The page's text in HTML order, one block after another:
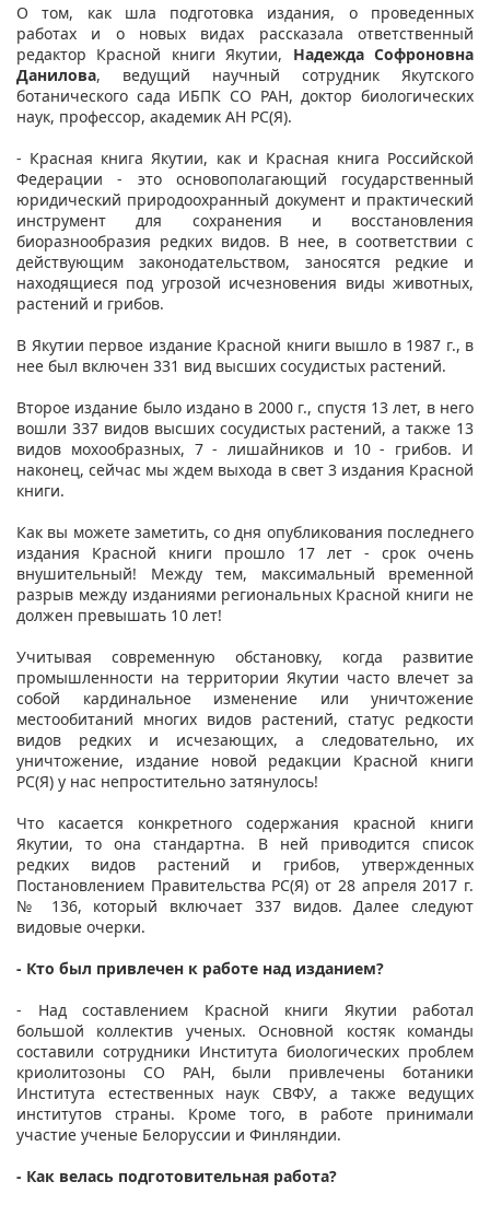
О том, как шла подготовка издания, о проведенных
работах и о новых видах рассказала ответственный
редактор Красной книги Якутии, Надежда Софроновна
Данилова, ведущий научный сотрудник Якутского
ботанического сада ИБПК СО РАН, доктор биологических
наук, профессор, академик АН РС(Я).
- Красная книга Якутии, как и Красная книга Российской
Федерации - это основополагающий государственный
юридический природоохранный документ и практический
инструмент для сохранения и восстановления
биоразнообразия редких видов. В нее, в соответствии с
действующим законодательством, заносятся редкие и
находящиеся под угрозой исчезновения виды животных,
растений и грибов.
В Якутии первое издание Красной книги вышло в 1987 г., в
нее был включен 331 вид высших сосудистых растений.
Второе издание было издано в 2000 г., спустя 13 лет, в него
вошли 337 видов высших сосудистых растений, а также 13
видов мохообразных, 7 - лишайников и 10 - грибов. И
наконец, сейчас мы ждем выхода в свет 3 издания Красной
книги.
Как вы можете заметить, со дня опубликования последнего
издания Красной книги прошло 17 лет - срок очень
внушительный! Между тем, максимальный временной
разрыв между изданиями региональных Красной книги не
должен превышать 10 лет!
Учитывая современную обстановку, когда развитие
промышленности на территории Якутии часто влечет за
собой кардинальное изменение или уничтожение
местообитаний многих видов растений, статус редкости
видов редких и исчезающих, а следовательно, их
уничтожение, издание новой редакции Красной книги
РС(Я) у нас непростительно затянулось!
Что касается конкретного содержания красной книги
Якутии, то она стандартна. В ней приводится список
редких видов растений и грибов, утвержденных
Постановлением Правительства РС(Я) от 28 апреля 2017 г.
№ 136, который включает 337 видов. Далее следуют
видовые очерки.
- Кто был привлечен к работе над изданием?
- Над составлением Красной книги Якутии работал
большой коллектив ученых. Основной костяк команды
составили сотрудники Института биологических проблем
криолитозоны СО РАН, были привлечены ботаники
Института естественных наук СВФУ, а также ведущих
институтов страны. Кроме того, в работе принимали
участие ученые Белоруссии и Финляндии.
- Как велась подготовительная работа?